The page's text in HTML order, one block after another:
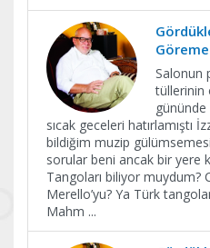
Salonun
tüllerinin
gününde
sıcak geceleri hatırlamıştı
bildiğim muzip
sorular beni ancak bir yere
Tangoları biliyor muydum?
Merello’yu? Ya Türk
Mahm ...